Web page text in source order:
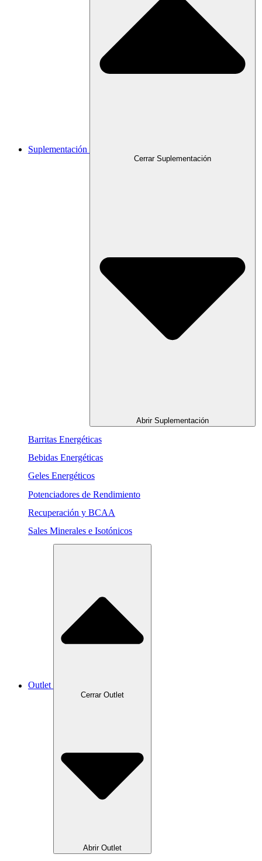
Suplementación
Cerrar Suplementación
Abrir Suplementación
Barritas Energéticas
Bebidas Energéticas
Geles Energéticos
Potenciadores de Rendimiento
Recuperación y BCAA
Sales Minerales e Isotónicos
Outlet
Cerrar Outlet
Abrir Outlet